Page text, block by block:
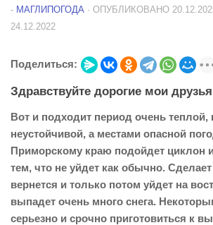
- МАГЛИПОГОДА · ОПУБЛИКОВАНО
24.12.2022
Поделиться:
Здравствуйте дорогие мои
Вот и подходит период очень теплой,
неустойчивой, а местами опасной
Приморскому краю подойдет циклон
тем, что не уйдет как обычно.
вернется и только потом уйдет на
выпадет очень много снега.
серьезно и срочно приготовиться к